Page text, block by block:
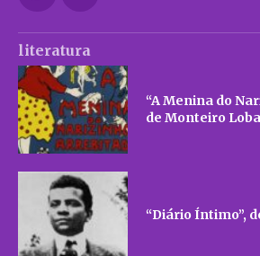
literatura
“A Menina do
de Monteiro
“Diário Íntimo”,